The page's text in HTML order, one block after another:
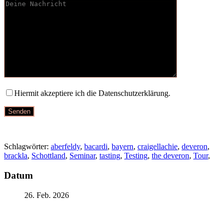
Hiermit akzeptiere ich die Datenschutzerklärung.
Schlagwörter: aberfeldy, bacardi, bayern, craigellachie, deveron,
brackla, Schottland, Seminar, tasting, Testing, the deveron, Tour,
Datum
26. Feb. 2026